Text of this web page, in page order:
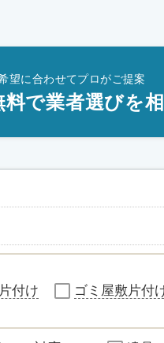
望に合わせてプロがご提案
料で業者選びを
付け ゴミ屋敷片付